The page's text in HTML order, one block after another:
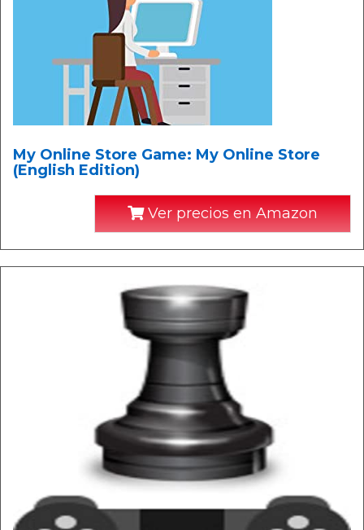
My Online Store Game: My Online Store
(English Edition)
Ver precios en Amazon